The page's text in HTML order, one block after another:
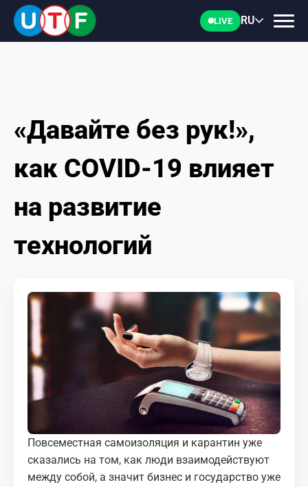
LIVE RU
ГЛАВНАЯ
ФТУ
НОВОСТИ
ДОКУМЕНТЫ
МЕДИА
КОРТЫ
КОНТАКТЫ
UZ-PIN
«Давайте без рук!»,
как COVID-19 влияет
на развитие
технологий
Повсеместная самоизоляция и карантин уже
сказались на том, как люди взаимодействуют
между собой, а значит бизнес и государство уже